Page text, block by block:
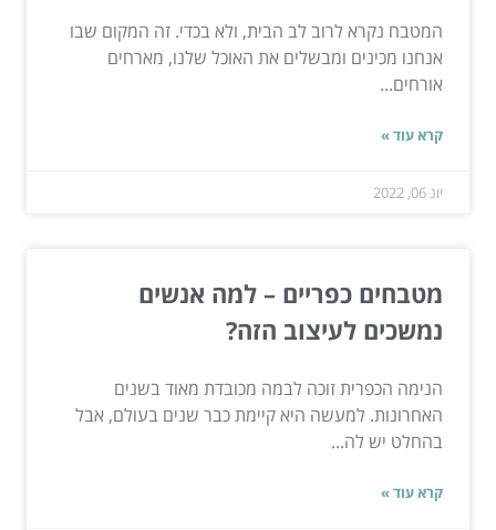
המטבח נקרא לרוב לב הבית, ולא בכדי. זה המקום שבו
אנחנו מכינים ומבשלים את האוכל שלנו, מארחים
אורחים...
קרא עוד »
יונ 06, 2022
מטבחים כפריים – למה אנשים
נמשכים לעיצוב הזה?
הנימה הכפרית זוכה לבמה מכובדת מאוד בשנים
האחרונות. למעשה היא קיימת כבר שנים בעולם, אבל
בהחלט יש לה...
קרא עוד »